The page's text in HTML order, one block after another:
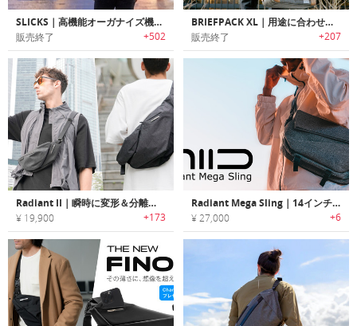
SLICKS｜高機能オーガナイズ機能搭載3WAYトラベルバックパック「スリックス」
販売終了 +502
BRIEFPACK XL｜用途に合わせてバッグパック/ラゲッジスタイルに変換可能なブリーフケース「ブリーフパックXL」
販売終了 +207
Radiant II｜瞬時に変形＆分離・拡張可能！究極進化を遂げたスリングバッグ
¥ 19,900 +173
Radiant Mega Sling｜14インチのノートPCが収納可能！仕事と普段使いできるスリングバッグ
¥ 27,000 +6